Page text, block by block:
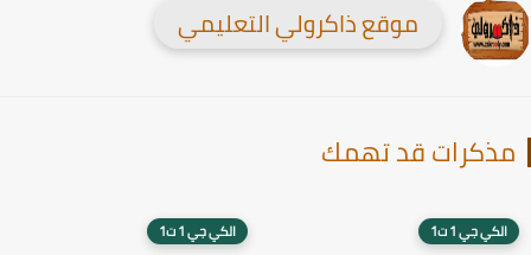
موقع ذاكرولي التعليمي
قد تهمك
الكي جي 1 ت1 الكي جي 1 ت1